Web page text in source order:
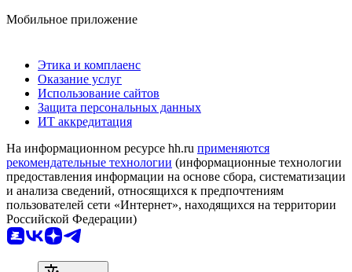
Мобильное приложение
Этика и комплаенс
Оказание услуг
Использование сайтов
Защита персональных данных
ИТ аккредитация
На информационном ресурсе hh.ru применяются
рекомендательные технологии (информационные технологии
предоставления информации на основе сбора, систематизации
и анализа сведений, относящихся к предпочтениям
пользователей сети «Интернет», находящихся на территории
Российской Федерации)